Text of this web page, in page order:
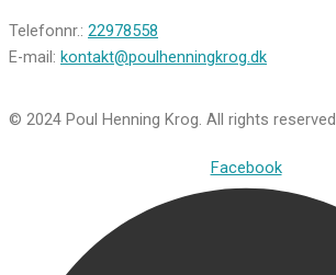
Telefonnr.: 22978558
E-mail: kontakt@poulhenningkrog.dk
© 2024 Poul Henning Krog. All rights reserved
Facebook